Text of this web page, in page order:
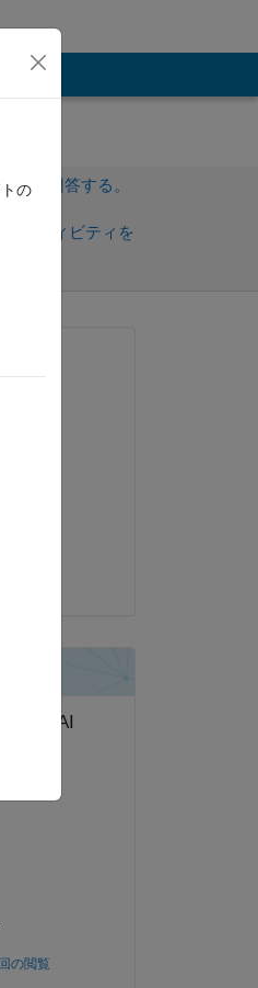
問に回答する。
アクティビティを
の